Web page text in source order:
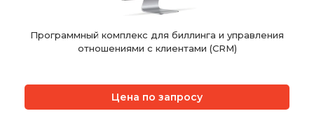
Программный комплекс для биллинга и управления
отношениями с клиентами (CRM)
Цена по запросу